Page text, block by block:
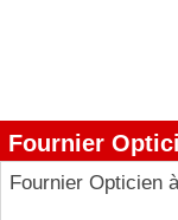
Fournier
Fournier Opticien